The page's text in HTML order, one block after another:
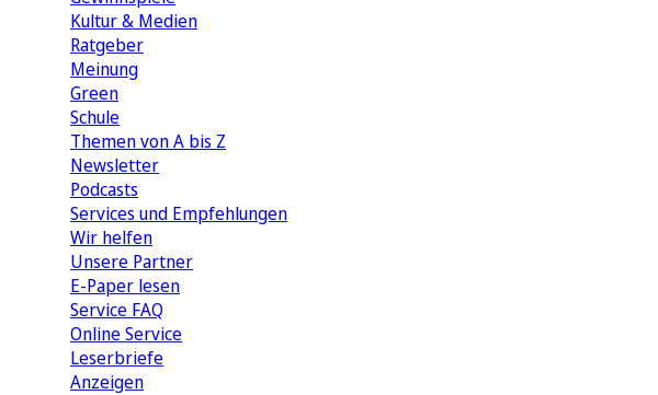
Kultur & Medien
Ratgeber
Meinung
Green
Schule
Themen von A bis Z
Newsletter
Podcasts
Services und Empfehlungen
Wir helfen
Unsere Partner
E-Paper lesen
Service FAQ
Online Service
Leserbriefe
Anzeigen